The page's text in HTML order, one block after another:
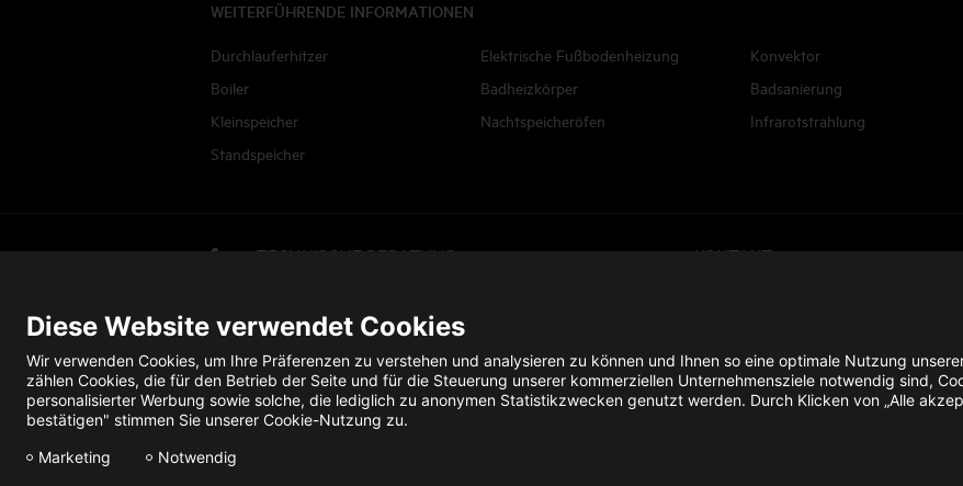
WEITERFÜHRENDE INFORMATIONEN
Durchlauferhitzer
Boiler
Kleinspeicher
Standspeicher
Elektrische Fußbodenheizung
Badheizkörper
Nachtspeicheröfen
Konvektor
Badsanierung
Infrarotstrahlung
TECHNISCHE BERATUNG KONTAKT
Datenschutz Impressum
Diese Website verwendet Cookies
Wir verwenden Cookies, um Ihre Präferenzen zu verstehen und analysieren zu können und Ihnen so eine optimale Nutzung
zählen Cookies, die für den Betrieb der Seite und für die Steuerung unserer kommerziellen Unternehmensziele notwendig sind,
personalisierter Werbung sowie solche, die lediglich zu anonymen Statistikzwecken genutzt werden. Durch Klicken von „Alle
bestätigen" stimmen Sie unserer Cookie-Nutzung zu.
Marketing
Notwendig